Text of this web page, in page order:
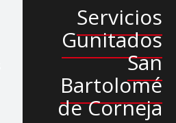
Servicios
Gunitados
San
Bartolomé
de Corneja